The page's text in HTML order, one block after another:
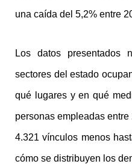
una caída del 5,2% entre
Los datos
sectores del estado
qué lugares y en qué
personas empleadas
4.321 vínculos menos
cómo se distribuyen los